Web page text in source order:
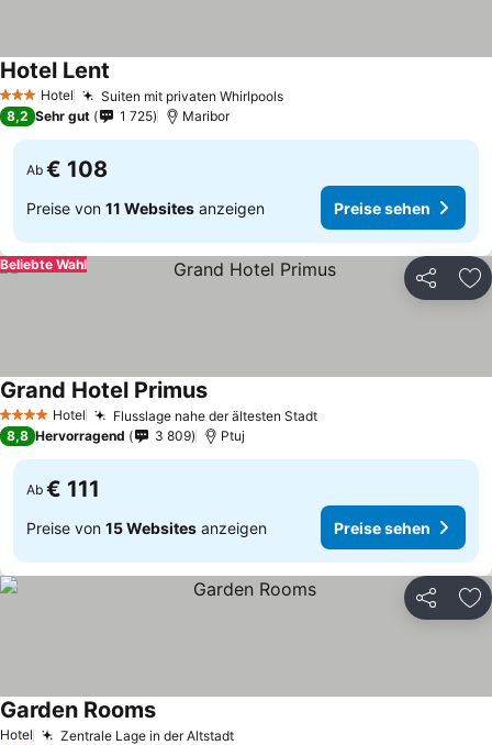
3 SterneHotel Suiten mit privaten Whirlpools
Hotel Lent
8,2 Sehr gut 1 725 Maribor
Ab € 108
Preise von 11 Websites anzeigen Preise sehen
Teilen
Beliebte Wahl
4 Sterne Hotel Flusslage nahe der ältesten Stadt
Grand Hotel Primus
8,8 Hervorragend 3 809 Ptuj
Ab € 111
Preise von 15 Websites anzeigen Preise sehen
Teilen
Hotel Zentrale Lage in der Altstadt
Garden Rooms